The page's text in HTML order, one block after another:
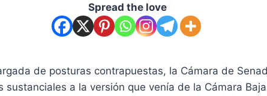
Spread the love
de posturas contrapuestas, la Cámara de
a la versión que venía de la Cámara